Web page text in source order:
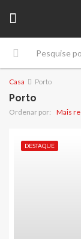
Casa Porto
Porto
Ordenar por: Mais
DESTAQUE